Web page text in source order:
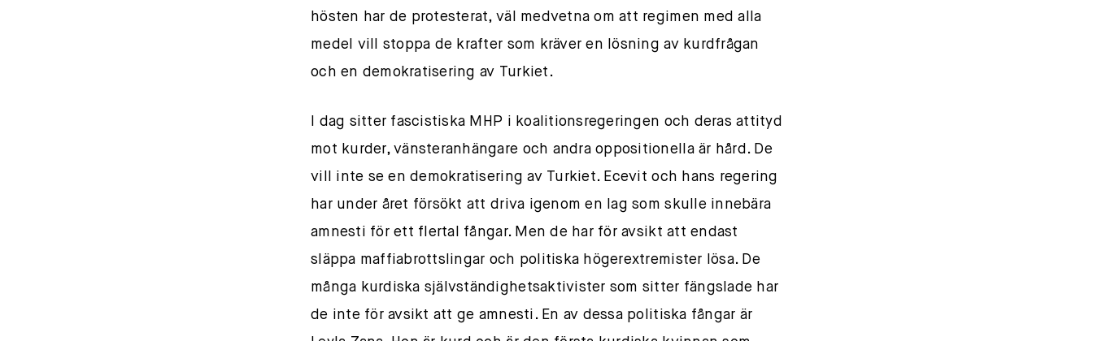
hösten har de protesterat, väl medvetna om att regimen med alla
medel vill stoppa de krafter som kräver en lösning av kurdfrågan
och en demokratisering av Turkiet.
I dag sitter fascistiska MHP i koalitionsregeringen och deras attityd
mot kurder, vänsteranhängare och andra oppositionella är hård. De
vill inte se en demokratisering av Turkiet. Ecevit och hans regering
har under året försökt att driva igenom en lag som skulle innebära
amnesti för ett flertal fångar. Men de har för avsikt att endast
släppa maffiabrottslingar och politiska högerextremister lösa. De
många kurdiska självständighetsaktivister som sitter fängslade har
de inte för avsikt att ge amnesti. En av dessa politiska fångar är